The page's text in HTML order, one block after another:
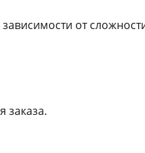
от
заказа.